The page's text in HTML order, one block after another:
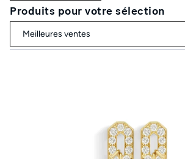
Produits pour votre sélection